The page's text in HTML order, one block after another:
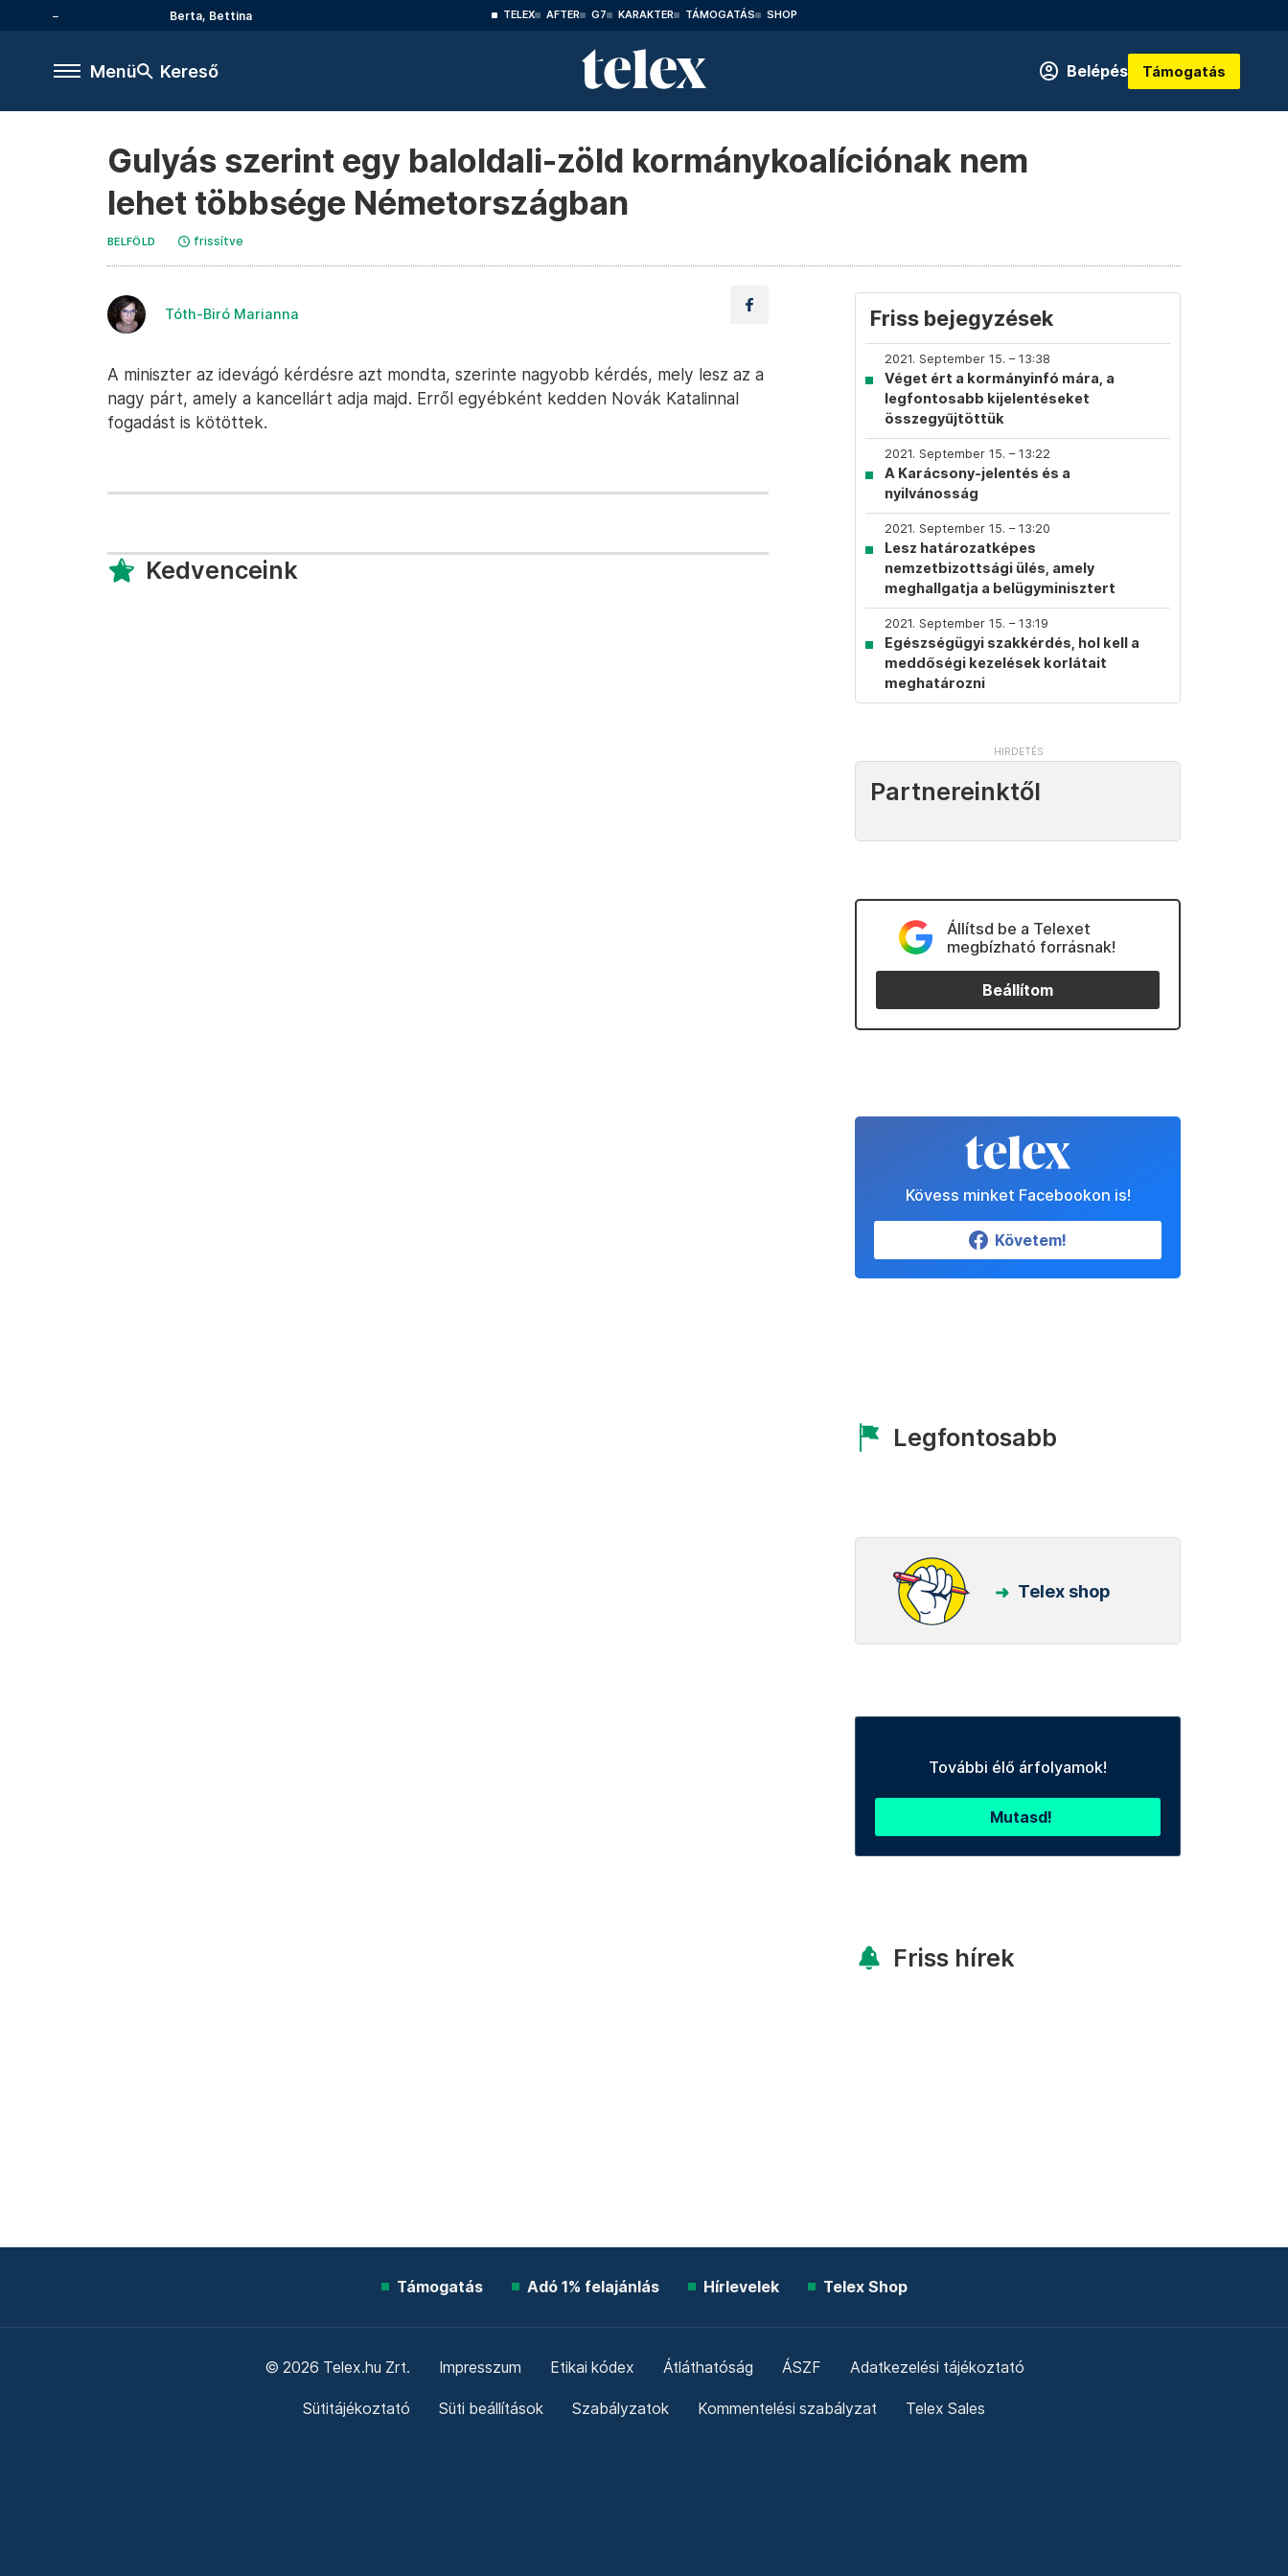
Berta, Bettina TELEX AFTER G7 KARAKTER TÁMOGATÁS SHOP
Menü Kereső Belépés Támogatás
Gulyás szerint egy baloldali-zöld kormánykoalíciónak nem
lehet többsége Németországban
BELFÖLD frissítve
Tóth-Biró Marianna
A miniszter az idevágó kérdésre azt mondta, szerinte nagyobb kérdés, mely lesz az a
nagy párt, amely a kancellárt adja majd. Erről egyébként kedden Novák Katalinnal
fogadást is kötöttek.
Kedvenceink
Friss bejegyzések
2021. September 15. – 13:38
Véget ért a kormányinfó mára, a
legfontosabb kijelentéseket
összegyűjtöttük
2021. September 15. – 13:22
A Karácsony-jelentés és a
nyilvánosság
2021. September 15. – 13:20
Lesz határozatképes
nemzetbizottsági ülés, amely
meghallgatja a belügyminisztert
2021. September 15. – 13:19
Egészségügyi szakkérdés, hol kell a
meddőségi kezelések korlátait
meghatározni
Partnereinktől
Állítsd be a Telexet
megbízható forrásnak!
Beállítom
Kövess minket Facebookon is!
Követem!
Legfontosabb
Telex shop
További élő árfolyamok!
Mutasd!
Friss hírek
Támogatás Adó 1% felajánlás Hírlevelek Telex Shop
© 2026 Telex.hu Zrt. Impresszum Etikai kódex Átláthatóság ÁSZF Adatkezelési tájékoztató
Sütitájékoztató Süti beállítások Szabályzatok Kommentelési szabályzat Telex Sales